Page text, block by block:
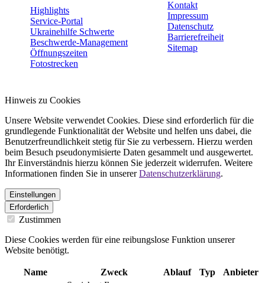
Highlights
Service-Portal
Ukrainehilfe Schwerte
Beschwerde-Management
Öffnungszeiten
Fotostrecken
Kontakt
Impressum
Datenschutz
Barrierefreiheit
Sitemap
Hinweis zu Cookies
Unsere Website verwendet Cookies. Diese sind erforderlich für die
grundlegende Funktionalität der Website und helfen uns dabei, die
Benutzerfreundlichkeit stetig für Sie zu verbessern. Hierzu werden
beim Besuch pseudonymisierte Daten gesammelt und ausgewertet.
Ihr Einverständnis hierzu können Sie jederzeit widerrufen. Weitere
Informationen finden Sie in unsererDatenschutzerklärung.
Einstellungen
Erforderlich
Zustimmen
Diese Cookies werden für eine reibungslose Funktion unserer
Website benötigt.
Name Zweck Ablauf Typ
Anbieter